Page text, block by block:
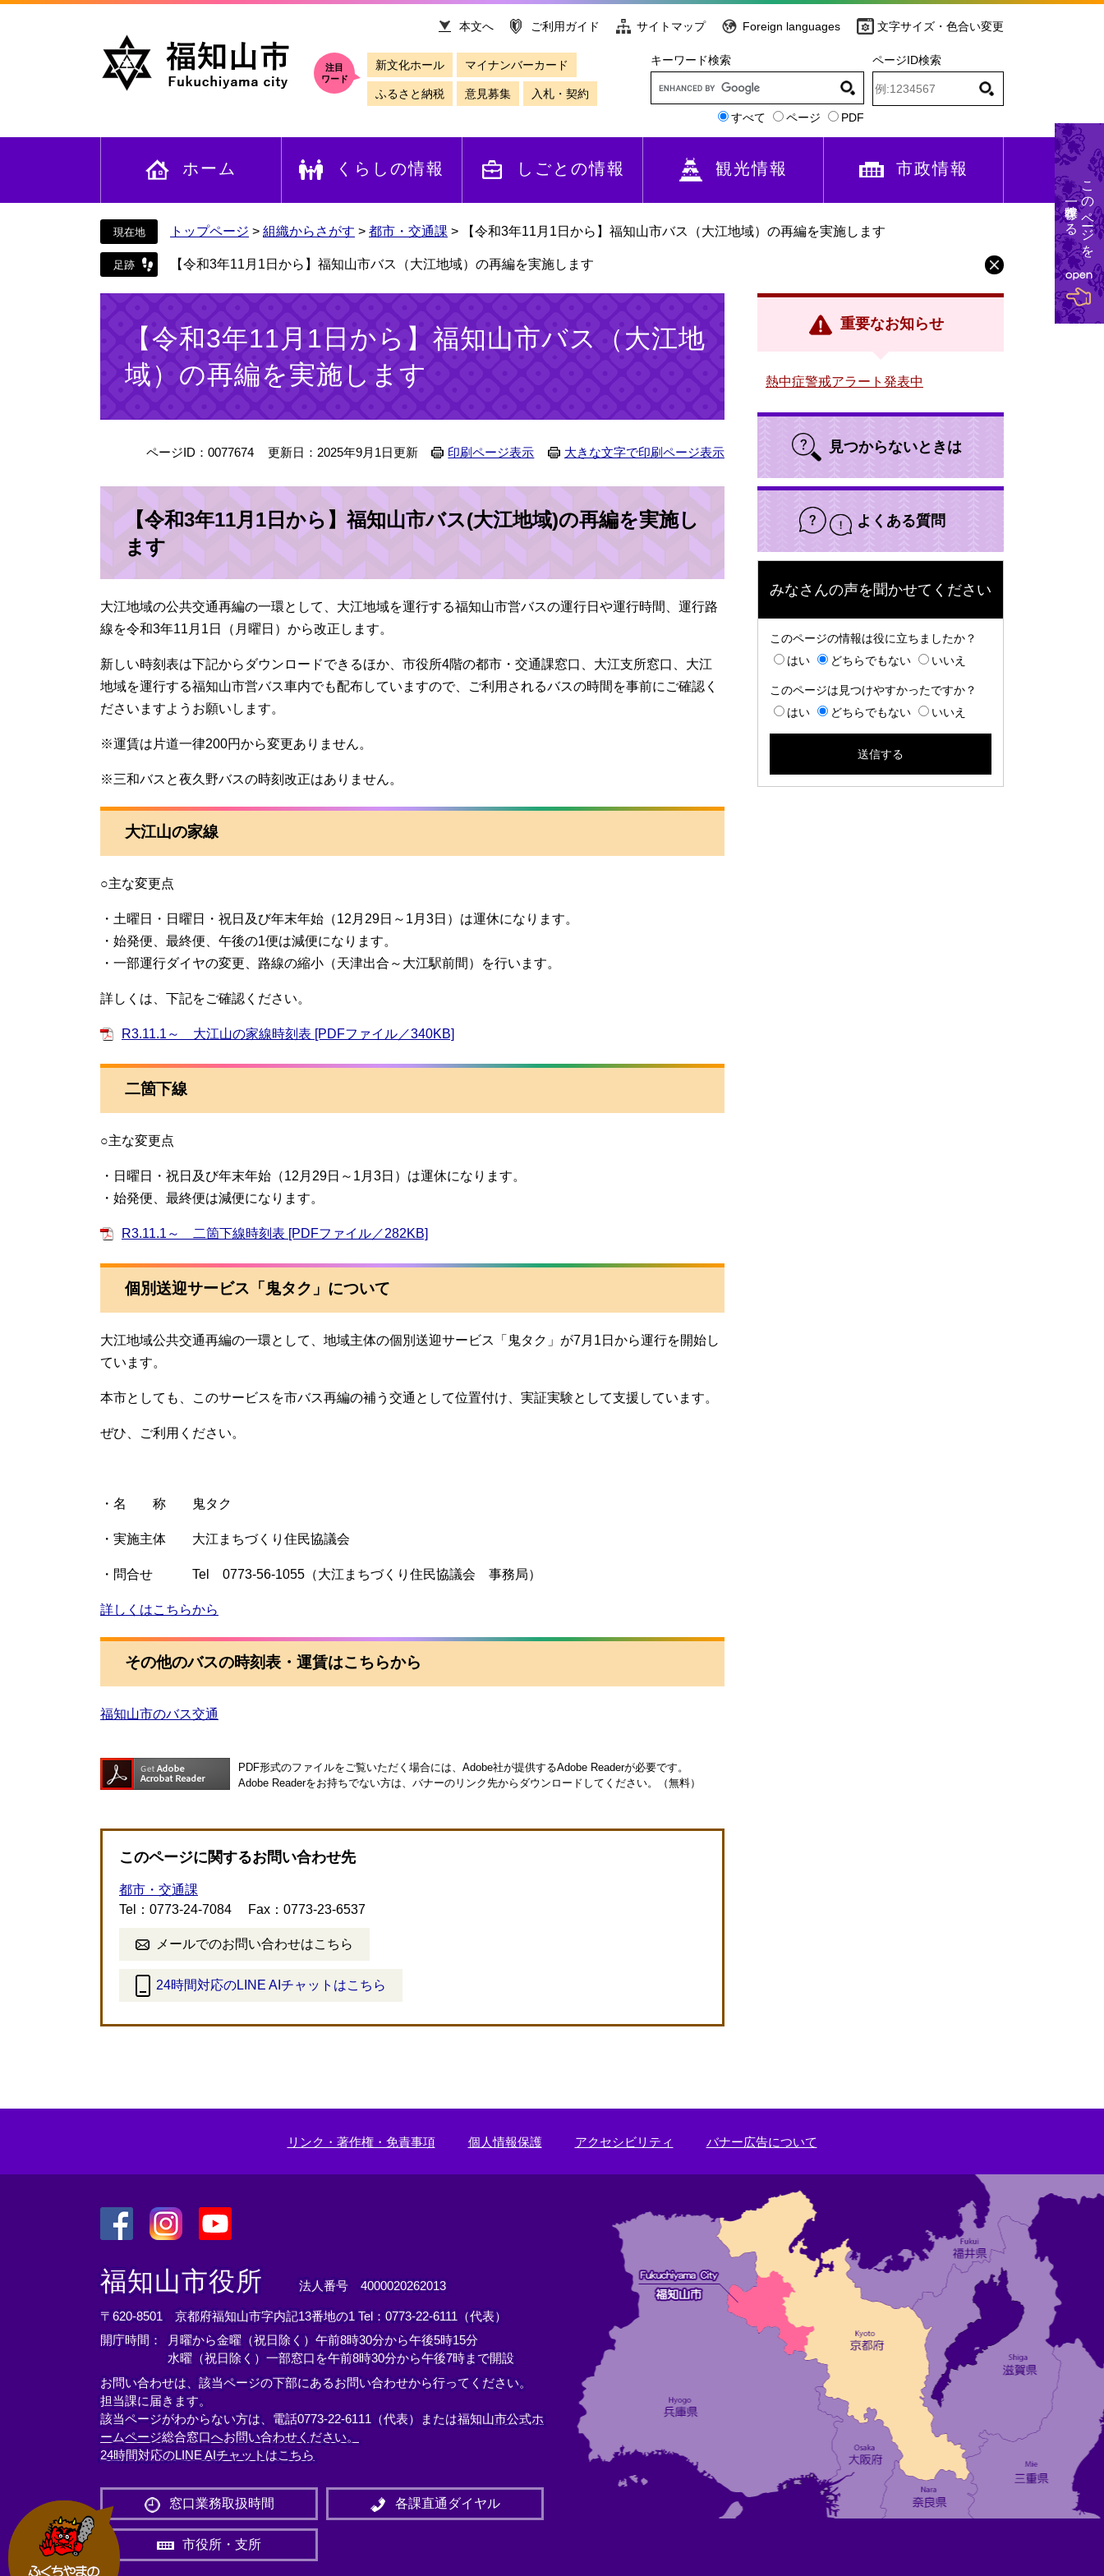
文
本文へ ご利用ガイド サイトマップ Foreign languages 文字サイズ・色合い変更
注目
ワード
新文化ホール マイナンバーカード
ふるさと納税 意見募集 入札・契約
キーワード検索
すべて ページ PDF
ページID検索
ホーム くらしの情報 しごとの情報 観光情報 市政情報
トップページ > 組織からさがす > 都市・交通課 > 【令和3年11月1日から】福知山市バス（大江地域）の再編を実施します
【令和3年11月1日から】福知山市バス（大江地域）の再編を実施します
【令和3年11月1日から】福知山市バス（大江地
域）の再編を実施します
ページID：0077674 更新日：2025年9月1日更新 印刷ページ表示 大きな文字で印刷ページ表示
【令和3年11月1日から】福知山市バス(大江地域)の再編を実施し
ます
大江地域の公共交通再編の一環として、大江地域を運行する福知山市営バスの運行日や運行時間、運行路
線を令和3年11月1日（月曜日）から改正します。
新しい時刻表は下記からダウンロードできるほか、市役所4階の都市・交通課窓口、大江支所窓口、大江
地域を運行する福知山市営バス車内でも配布していますので、ご利用されるバスの時間を事前にご確認く
ださいますようお願いします。
※運賃は片道一律200円から変更ありません。
※三和バスと夜久野バスの時刻改正はありません。
大江山の家線
○主な変更点
・土曜日・日曜日・祝日及び年末年始（12月29日～1月3日）は運休になります。
・始発便、最終便、午後の1便は減便になります。
・一部運行ダイヤの変更、路線の縮小（天津出合～大江駅前間）を行います。
詳しくは、下記をご確認ください。
R3.11.1～ 大江山の家線時刻表 [PDFファイル／340KB]
二箇下線
○主な変更点
・日曜日・祝日及び年末年始（12月29日～1月3日）は運休になります。
・始発便、最終便は減便になります。
R3.11.1～ 二箇下線時刻表 [PDFファイル／282KB]
個別送迎サービス「鬼タク」について
大江地域公共交通再編の一環として、地域主体の個別送迎サービス「鬼タク」が7月1日から運行を開始し
ています。
本市としても、このサービスを市バス再編の補う交通として位置付け、実証実験として支援しています。
ぜひ、ご利用ください。
・名 称 鬼タク
・実施主体 大江まちづくり住民協議会
・問合せ Tel 0773-56-1055（大江まちづくり住民協議会 事務局）
詳しくはこちらから
その他のバスの時刻表・運賃はこちらから
福知山市のバス交通
PDF形式のファイルをご覧いただく場合には、Adobe社が提供するAdobe Readerが必要です。
Adobe Readerをお持ちでない方は、バナーのリンク先からダウンロードしてください。（無料）
このページに関するお問い合わせ先
都市・交通課
Tel：0773-24-7084
Fax：0773-23-6537
メールでのお問い合わせはこちら
24時間対応のLINE AIチャットはこちら
外
ク
重要なお知らせ
熱中症警戒アラート発表中
見つからないときは
よくある質問
みなさんの声を聞かせてください
このページの情報は役に立ちましたか？
はい
どちらでもない いいえ
このページは見つけやすかったですか？
はい
どちらでもない いいえ
リンク・著作権・免責事項 個人情報保護 アクセシビリティ バナー広告について
外
部
リ
ン
ク
外
部
リ
ン
ク
外
部
リ
ン
ク
＞
福知山市役所 法人番号 4000020262013
〒620-8501 京都府福知山市字内記13番地の1 Tel：0773-22-6111（代表）
開庁時間： 月曜から金曜（祝日除く）午前8時30分から午後5時15分
水曜（祝日除く）一部窓口を午前8時30分から午後7時まで開設
お問い合わせは、該当ページの下部にあるお問い合わせから行ってください。
担当課に届きます。
該当ページがわからない方は、電話0773-22-6111（代表）または福知山市公式ホ
ームページ総合窓口へお問い合わせください。
24時間対応のLINE AIチャットはこちら
外
部
リ
窓口業務取扱時間 各課直通ダイヤル
市役所・支所
このページを
一時保存する